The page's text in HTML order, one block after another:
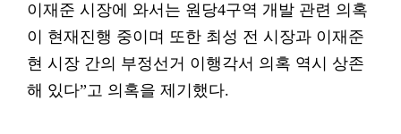
이재준 시장에 와서는 원당4구역 개발 관련 의혹
이 현재진행 중이며 또한 최성 전 시장과 이재준
현 시장 간의 부정선거 이행각서 의혹 역시 상존
해 있다”고 의혹을 제기했다.